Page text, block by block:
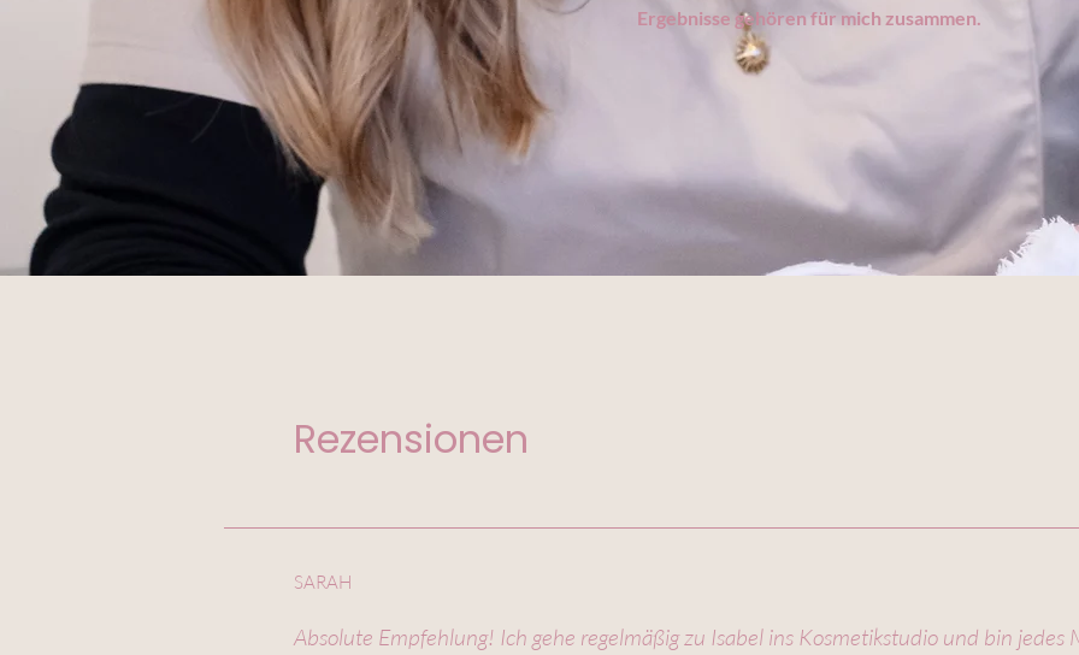
Ergebnisse gehören für mich zusammen.
Rezensionen
SARAH
Absolute Empfehlung! Ich gehe regelmäßig zu Isabel ins Kosmetikstudio und bin jedes